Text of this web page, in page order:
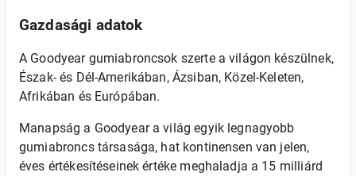
Gazdasági adatok
A Goodyear gumiabroncsok szerte a világon készülnek,
Észak- és Dél-Amerikában, Ázsiban, Közel-Keleten,
Afrikában és Európában.
Manapság a Goodyear a világ egyik legnagyobb
gumiabroncs társasága, hat kontinensen van jelen,
éves értékesítéseinek értéke meghaladja a 15 milliárd